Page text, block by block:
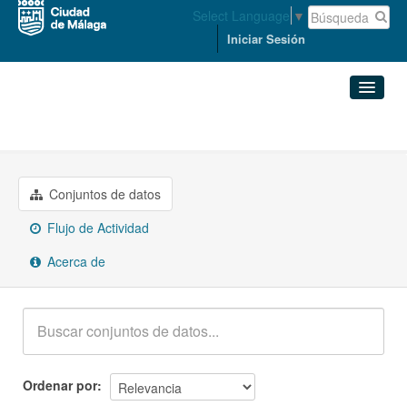
Select Language ▼
Iniciar Sesión
Organizaciones
Grupos
Acerca de
Conjuntos de datos
Flujo de Actividad
Acerca de
Ordenar por